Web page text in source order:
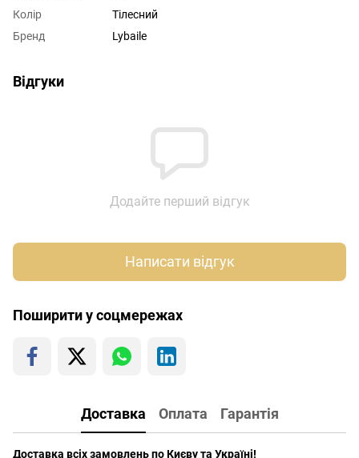
Колір
Тілесний
Бренд
Lybaile
Відгуки
Додайте перший відгук
Написати відгук
Поширити у соцмережах
Доставка Оплата Гарантія
Доставка всіх замовлень по Києву та Україні!